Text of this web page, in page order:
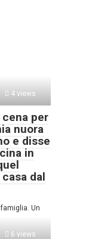
4 views
per
nuora
e disse
in
dal
Un
6 views